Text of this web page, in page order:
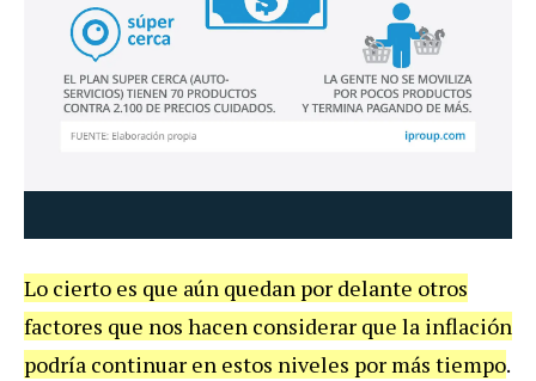
Lo cierto es que aún quedan por delante otros
factores que nos hacen considerar que la inflación
podría continuar en estos niveles por más tiempo.